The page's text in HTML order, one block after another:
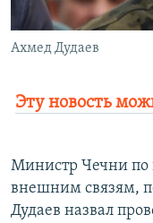
Все сайты РСЕ/
Ахмед Дудаев
Эту новость
Министр Чечни по
внешним связям,
Дудаев назвал